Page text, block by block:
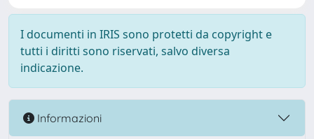
I documenti in IRIS sono protetti da copyright e
tutti i diritti sono riservati, salvo diversa
indicazione.
Informazioni